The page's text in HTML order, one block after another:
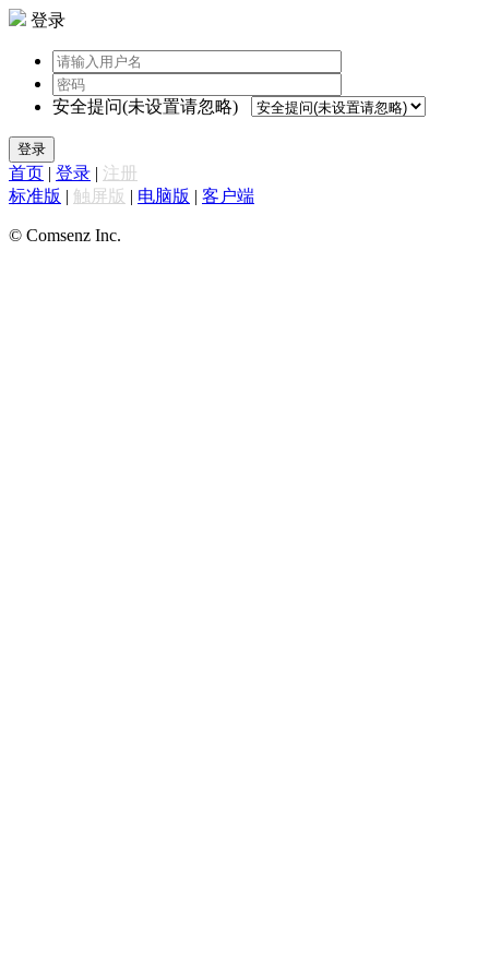
登录
安全提问(未设置请忽略)
登录
首页 | 登录 | 注册
标准版 | 触屏版 | 电脑版 | 客户端
© Comsenz Inc.